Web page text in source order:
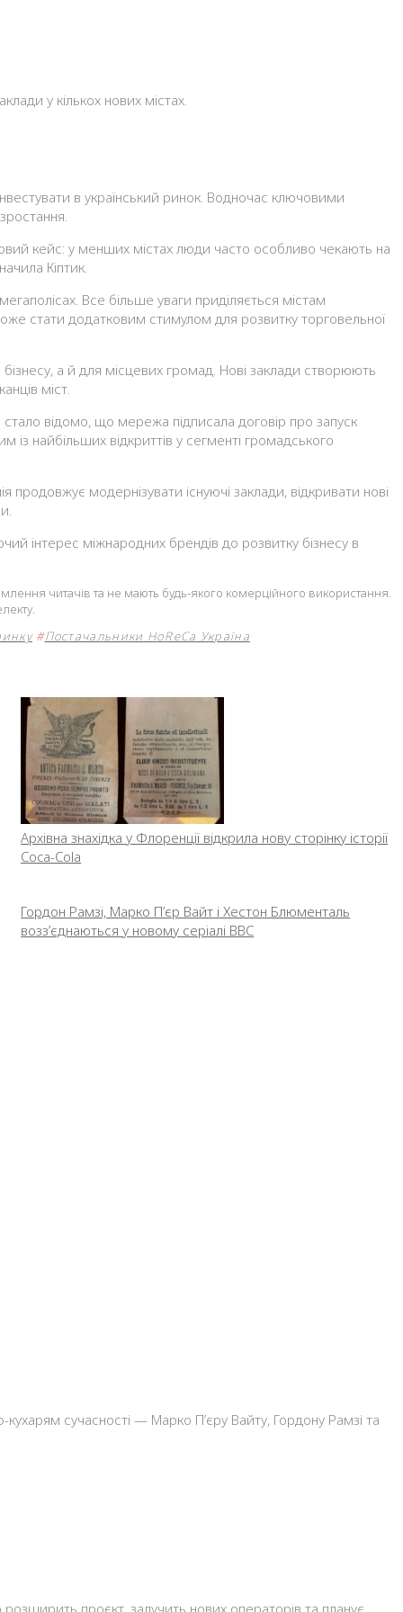
у кількох нових містах.
в український ринок. Водночас ключовими
кейс: у менших містах люди часто особливо чекають на
Кіптик.
Все більше уваги приділяється містам
стати додатковим стимулом для розвитку торговельної
а й для місцевих громад. Нові заклади створюють
міст.
стало відомо, що мережа підписала договір про запуск
найбільших відкриттів у сегменті громадського
модернізувати існуючі заклади, відкривати нові
інтерес міжнародних брендів до розвитку бізнесу в
читачів та не мають будь-якого комерційного використання.
#Постачальники HoReCa Україна
Архівна знахідка у Флоренції відкрила нову сторінку історії
Coca-Cola
Гордон Рамзі, Марко П’єр Вайт і Хестон Блюменталь
возз’єднаються у новому серіалі BBC
сучасності — Марко П’єру Вайту, Гордону Рамзі та
розширить проєкт, залучить нових операторів та планує